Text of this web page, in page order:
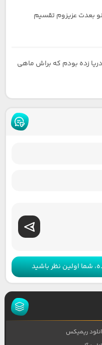
بعدت عزیزوم تقسیم
زده بودم که براش ماهی
شما اولین نظر باشید
ریمیکس